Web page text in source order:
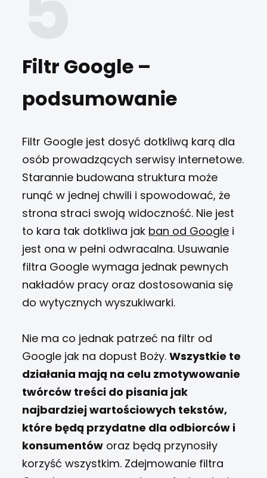
Filtr Google –
podsumowanie
Filtr Google jest dosyć dotkliwą karą dla
osób prowadzących serwisy internetowe.
Starannie budowana struktura może
runąć w jednej chwili i spowodować, że
strona straci swoją widoczność. Nie jest
to kara tak dotkliwa jak ban od Google i
jest ona w pełni odwracalna. Usuwanie
filtra Google wymaga jednak pewnych
nakładów pracy oraz dostosowania się
do wytycznych wyszukiwarki.
Nie ma co jednak patrzeć na filtr od
Google jak na dopust Boży.Wszystkie te
działania mają na celu zmotywowanie
twórców treści do pisania jak
najbardziej wartościowych tekstów,
które będą przydatne dla odbiorców i
konsumentów oraz będą przynosiły
korzyść wszystkim. Zdejmowanie filtra